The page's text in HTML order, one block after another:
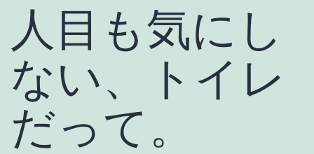
ッ
人目も気にし
ない、トイレ
だって。